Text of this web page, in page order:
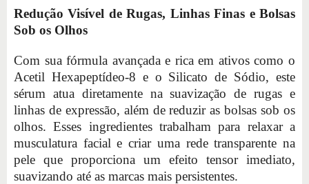
Redução Visível de Rugas, Linhas Finas e Bolsas
Sob os Olhos
Com sua fórmula avançada e rica em ativos como o
Acetil Hexapeptídeo-8 e o Silicato de Sódio, este
sérum atua diretamente na suavização de rugas e
linhas de expressão, além de reduzir as bolsas sob os
olhos. Esses ingredientes trabalham para relaxar a
musculatura facial e criar uma rede transparente na
pele que proporciona um efeito tensor imediato,
suavizando até as marcas mais persistentes.